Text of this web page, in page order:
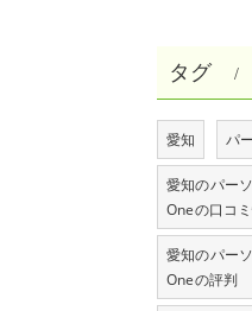
タグ
愛知 パ
愛知のパー
Oneの口コ
愛知のパー
Oneの評判